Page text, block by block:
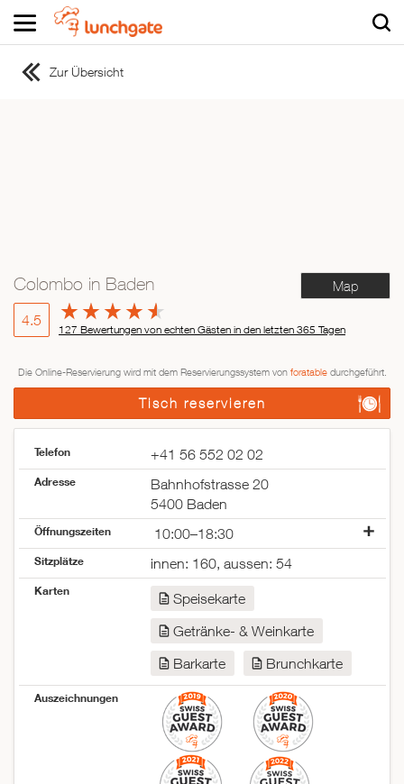
ZUR STARTSEITE
Mexikanisch
Spanisch
Zur Übersicht
Map
Colombo in Baden
4.5
127 Bewertungen von echten Gästen in den letzten 365 Tagen
Die Online-Reservierung wird mit dem Reservierungssystem von foratabledurchgeführt.
Tisch reservieren
Telefon +41 56 552 02 02
Adresse
Bahnhofstrasse 20
5400 Baden
Öffnungszeiten
10:00–18:30
Montag
Mittwoch
geschlossen
geschlossen
10:00–00:00
10:00–01:00
10:00–18:30
Sitzplätze innen: 160, aussen: 54
Karten
Speisekarte
Getränke- & Weinkarte
Barkarte
Brunchkarte
Auszeichnungen